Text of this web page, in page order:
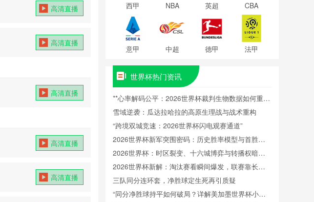
高清直播
高清直播
高清直播
高清直播
高清直播
西甲 NBA 英超 CBA
意甲 中超 德甲 法甲
世界杯热门资讯
**心率解码公平：2026世界杯裁判生物数据如何重塑
判罚信任**
雪域逆袭：瓜达拉哈拉的高原生理战与战术重构
“跨境双城竞速：2026世界杯闪电观赛通道”
2026世界杯新军突围密码：历史胜率模型与首胜触
发阈值重构
2026世界杯：时区裂变、十六城博弈与转播权暗战
中的新世界秩序
2026世界杯新解：淘汰赛看瞬间爆发，联赛靠长线
续航
三队同分连环套，净胜球定生死再引质疑
“同分净胜球持平如何破局？详解美加墨世界杯小组